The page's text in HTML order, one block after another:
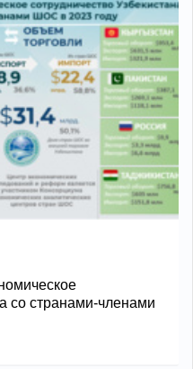
со странами-членами